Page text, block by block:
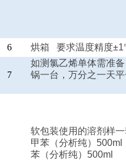
6 烘箱 要求温度精度±1
7
如测氯乙烯单体需准
锅一台，万分之一天平
软包装使用的溶剂样
甲苯（分析纯） 500ml
苯（分析纯） 500ml